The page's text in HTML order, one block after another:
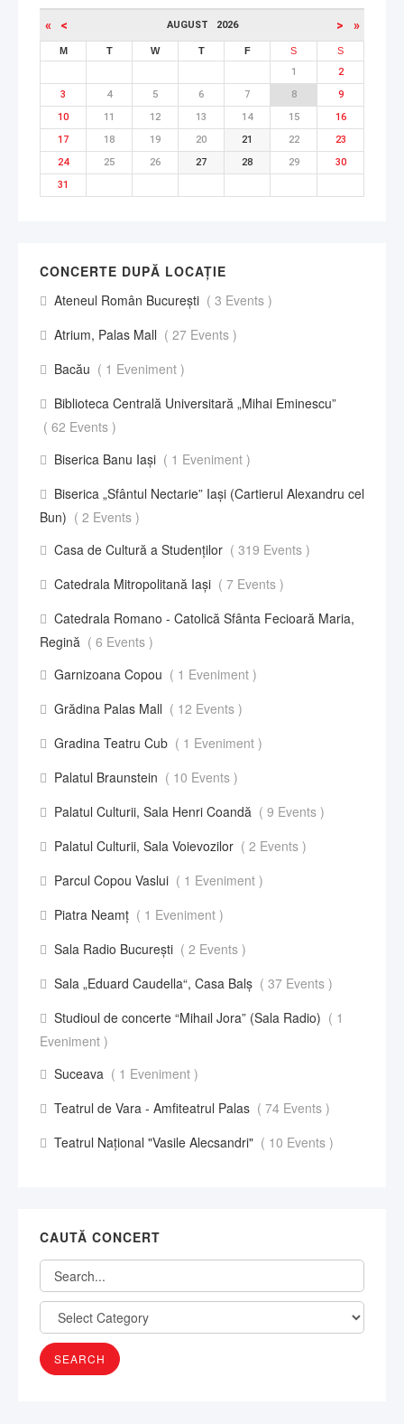
« < AUGUST 2026 > »
M T W T F S S
1
2
3
4 5 6 7 8
9
10
11 12 13 14 15
16
17
18 19 20 21 22
23
24
25 26 27 28 29
30
31
CONCERTE DUPĂ LOCAȚIE
Ateneul Român București ( 3 Events )
Atrium, Palas Mall ( 27 Events )
Bacău ( 1 Eveniment )
Biblioteca Centrală Universitară „Mihai Eminescu”
( 62 Events )
Biserica Banu Iași ( 1 Eveniment )
Biserica „Sfântul Nectarie” Iaşi (Cartierul Alexandru cel
Bun) ( 2 Events )
Casa de Cultură a Studenților ( 319 Events )
Catedrala Mitropolitană Iași ( 7 Events )
Catedrala Romano - Catolică Sfânta Fecioară Maria,
Regină ( 6 Events )
Garnizoana Copou ( 1 Eveniment )
Grădina Palas Mall ( 12 Events )
Gradina Teatru Cub ( 1 Eveniment )
Palatul Braunstein ( 10 Events )
Palatul Culturii, Sala Henri Coandă ( 9 Events )
Palatul Culturii, Sala Voievozilor ( 2 Events )
Parcul Copou Vaslui ( 1 Eveniment )
Piatra Neamț ( 1 Eveniment )
Sala Radio București ( 2 Events )
Sala „Eduard Caudella“, Casa Balş ( 37 Events )
Studioul de concerte “Mihail Jora” (Sala Radio) ( 1
Eveniment )
Suceava ( 1 Eveniment )
Teatrul de Vara - Amfiteatrul Palas ( 74 Events )
Teatrul Național "Vasile Alecsandri" ( 10 Events )
CAUTĂ CONCERT